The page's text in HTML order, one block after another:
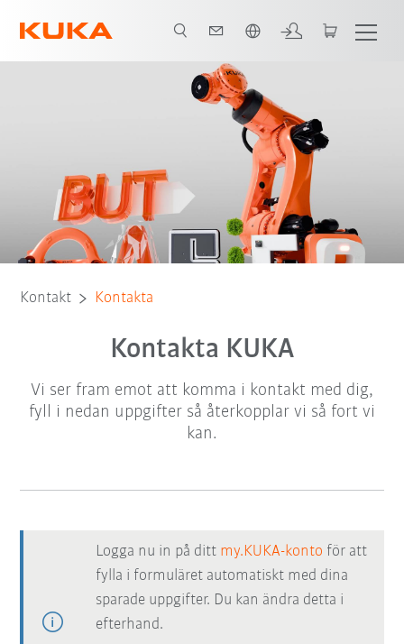
Kontakt Kontakta
Kontakta KUKA
Vi ser fram emot att komma i kontakt med dig,
fyll i nedan uppgifter så återkopplar vi så fort vi
kan.
Logga nu in på ditt my.KUKA-konto för att
fylla i formuläret automatiskt med dina
sparade uppgifter. Du kan ändra detta i
efterhand.